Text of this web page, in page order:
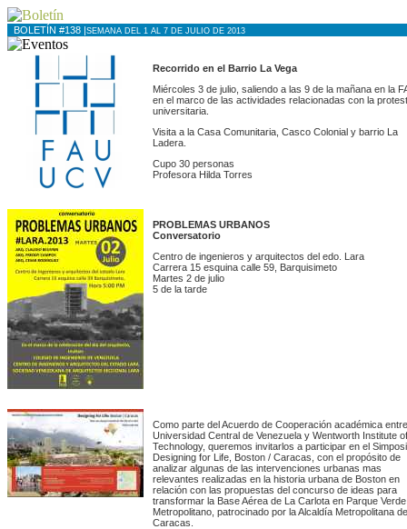
BOLETÍN #138 |SEMANA DEL 1 AL 7 DE JULIO DE 2013
Recorrido en el Barrio La Vega
Miércoles 3 de julio, saliendo a las 9 de la mañana en la
en el marco de las actividades relacionadas con la
universitaria.
Visita a la Casa Comunitaria, Casco Colonial y barrio La
Ladera.
Cupo 30 personas
Profesora Hilda Torres
PROBLEMAS URBANOS
Conversatorio
Centro de ingenieros y arquitectos del edo. Lara
Carrera 15 esquina calle 59, Barquisimeto
Martes 2 de julio
5 de la tarde
Como parte del Acuerdo de Cooperación académica
Universidad Central de Venezuela y Wentworth Institute of
Technology, queremos invitarlos a participar en el
Designing for Life, Boston / Caracas, con el propósito de
analizar algunas de las intervenciones urbanas mas
relevantes realizadas en la historia urbana de Boston en
relación con las propuestas del concurso de ideas para
transformar la Base Aérea de La Carlota en Parque Verde
Metropolitano, patrocinado por la Alcaldía Metropolitana de
Caracas.